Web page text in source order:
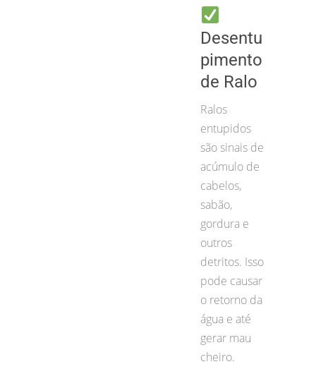
Desentu
pimento
de Ralo
Ralos
entupidos
são sinais de
acúmulo de
cabelos,
sabão,
gordura e
outros
detritos. Isso
pode causar
o retorno da
água e até
gerar mau
cheiro.